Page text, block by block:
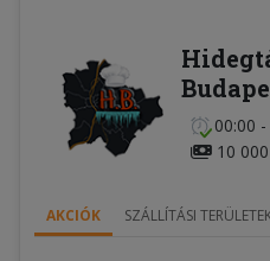
00:00 -
10
AKCIÓK SZÁLLÍTÁSI